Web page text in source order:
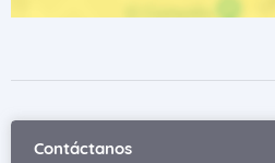
Contáctanos